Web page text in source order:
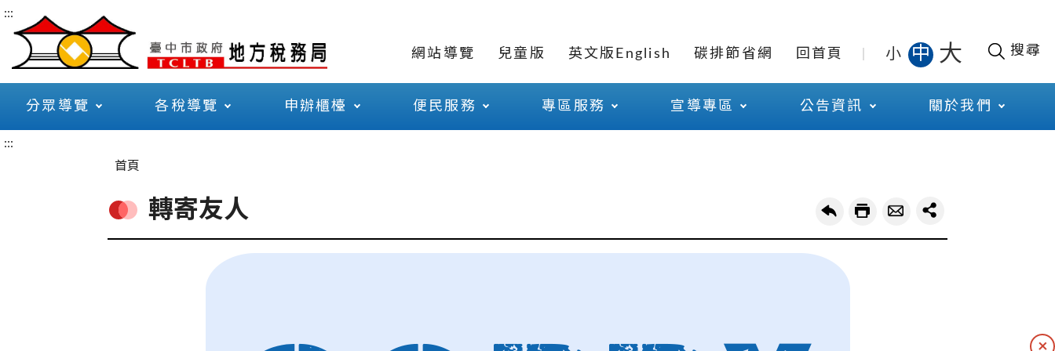
:::
網站導覽 兒童版 英文版English 碳排節省網 回首頁 小 中 大 搜尋
分眾導覽 各稅導覽 申辦櫃檯 便民服務 專區服務 宣導專區 公告資訊 關於我們
:::
首頁
轉寄友人